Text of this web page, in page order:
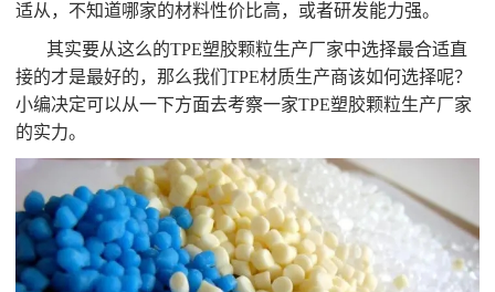
适从，不知道哪家的材料性价比高，或者研发能力强。
其实要从这么的TPE塑胶颗粒生产厂家中选择最合适直
接的才是最好的，那么我们TPE材质生产商该如何选择呢？
小编决定可以从一下方面去考察一家TPE塑胶颗粒生产厂家
的实力。